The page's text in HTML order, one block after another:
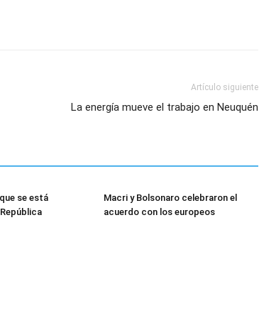
Artículo siguiente
La energía mueve el trabajo en Neuquén
se está
Macri y Bolsonaro celebraron el
acuerdo con los europeos